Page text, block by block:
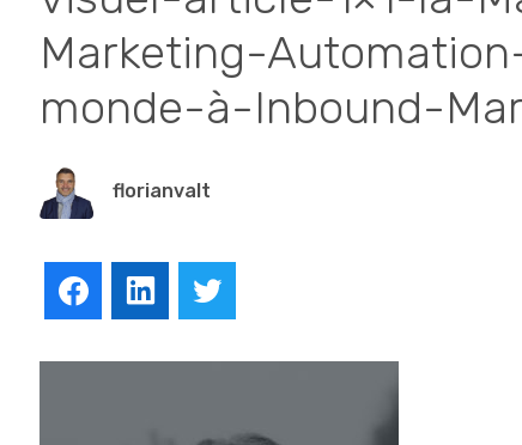
Marketing-
monde-à-Inbound-
florianvalt
FacebookLinkedIn